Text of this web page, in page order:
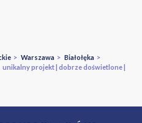
> Warszawa > Białołęka >
unikalny projekt | dobrze doświetlone |